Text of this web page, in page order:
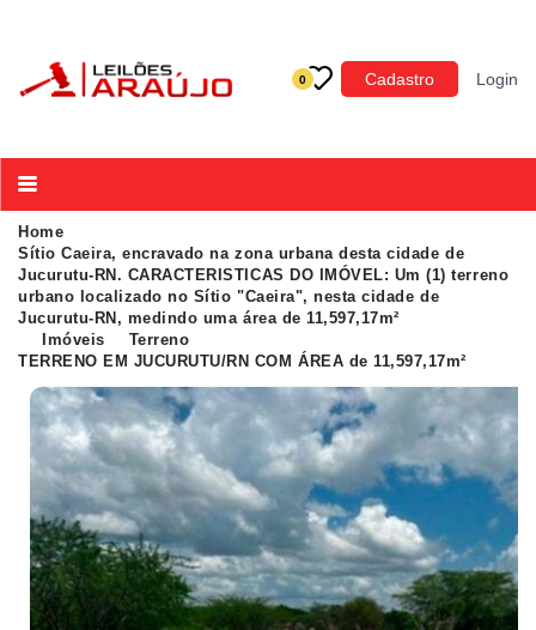
0 Cadastro Login
Categoria
Acessórios para Veículos
Máquinas
Home
Sítio Caeira, encravado na zona urbana desta cidade de
Jucurutu-RN. CARACTERISTICAS DO IMÓVEL: Um (1) terreno
urbano localizado no Sítio "Caeira", nesta cidade de
Jucurutu-RN, medindo uma área de 11,597,17m²
Imóveis
Terreno
TERRENO EM JUCURUTU/RN COM ÁREA de 11,597,17m²